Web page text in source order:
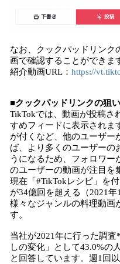
なお、クックパッドリンク
画で確認することができま
紹介動画URL： https://
■クックパッドリンクの狙い
TikTokでは、動画が投稿さ
すめフィードに表示されま
が付くなど、他のユーザー
ば、より多くのユーザーの
うになるため、フォロワー
のユーザーの動画が注目を
現在「#TikTokレシピ」を
が34億回を超える（2021
様々なジャンルの料理動画
す。
当社が2021年に行った調
しの変化」として43.0%の
と回答しています。週1回